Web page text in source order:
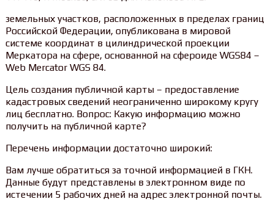
земельных участков, расположенных в пределах границ
Российской Федерации, опубликована в мировой
системе координат в цилиндрической проекции
Меркатора на сфере, основанной на сфероиде WGS84 –
Web Mercator WGS 84.
Цель создания публичной карты – предоставление
кадастровых сведений неограниченно широкому кругу
лиц бесплатно. Вопрос: Какую информацию можно
получить на публичной карте?
Перечень информации достаточно широкий:
Вам лучше обратиться за точной информацией в ГКН.
Данные будут представлены в электронном виде по
истечении 5 рабочих дней на адрес электронной почты.